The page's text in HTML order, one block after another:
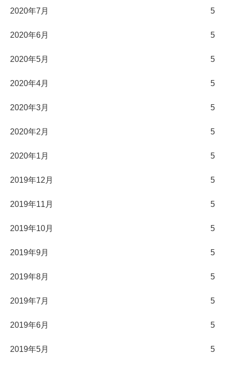
2020年7月 5
2020年6月 5
2020年5月 5
2020年4月 5
2020年3月 5
2020年2月 5
2020年1月 5
2019年12月 5
2019年11月 5
2019年10月 5
2019年9月 5
2019年8月 5
2019年7月 5
2019年6月 5
2019年5月 5